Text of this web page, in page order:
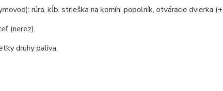
rúra, kĺb, strieška na komín, popolník, otváracie dvierka
(nerez).
druhy paliva.